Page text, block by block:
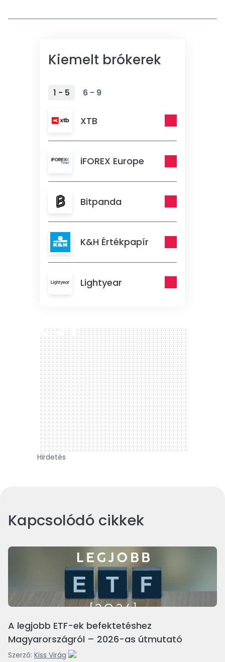
Kiemelt brókerek
1 - 5 6 - 9
XTB
iFOREX Europe
Bitpanda
K&H Értékpapír
Lightyear
300 x 250
Hirdetés
Kapcsolódó cikkek
A legjobb ETF-ek befektetéshez
Magyarországról – 2026-as útmutató
Szerző: Kiss Virág